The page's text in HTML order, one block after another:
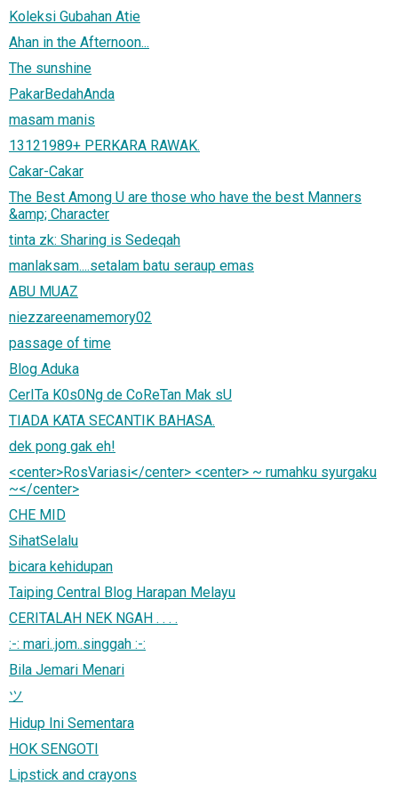
Koleksi Gubahan Atie
Ahan in the Afternoon...
The sunshine
PakarBedahAnda
masam manis
13121989+ PERKARA RAWAK.
Cakar-Cakar
The Best Among U are those who have the best Manners
&amp; Character
tinta zk: Sharing is Sedeqah
manlaksam....setalam batu seraup emas
ABU MUAZ
niezzareenamemory02
passage of time
Blog Aduka
CerITa K0s0Ng de CoReTan Mak sU
TIADA KATA SECANTIK BAHASA.
dek pong gak eh!
<center>RosVariasi</center> <center> ~ rumahku syurgaku
~</center>
CHE MID
SihatSelalu
bicara kehidupan
Taiping Central Blog Harapan Melayu
CERITALAH NEK NGAH . . . .
:-: mari..jom..singgah :-:
Bila Jemari Menari
ツ
Hidup Ini Sementara
HOK SENGOTI
Lipstick and crayons